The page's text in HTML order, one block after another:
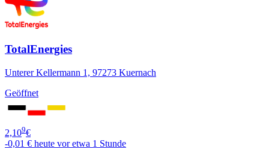
TotalEnergies
Unterer Kellermann 1, 97273 Kuernach
Geöffnet
2,109€
-0,01 € heute vor etwa 1 Stunde